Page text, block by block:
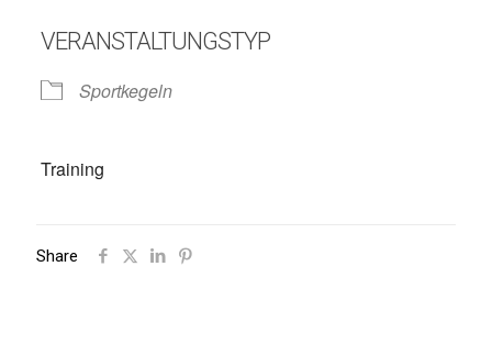
VERANSTALTUNGSTYP
Sportkegeln
Training
Share